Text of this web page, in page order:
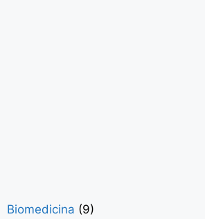
Biomedicina (9)